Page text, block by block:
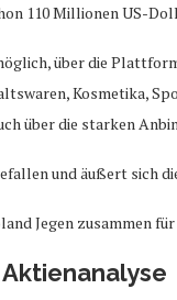
110 Millionen US-
über die
Kosmetika,
über die starken
und äußert sich
Jegen zusammen